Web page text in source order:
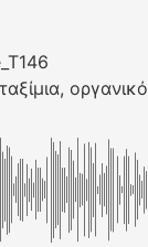
οργανικό